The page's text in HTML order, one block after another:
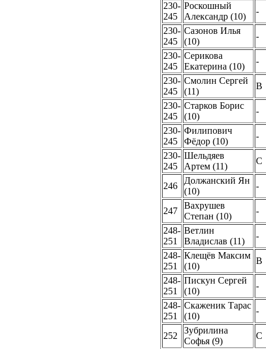
230-
245
Роскошный
Александр (10)
-
230-
245
Сазонов Илья
(10)
-
230-
245
Серикова
Екатерина (10)
-
230-
245
Смолин Сергей
(11)
B
230-
245
Старков Борис
(10)
-
230-
245
Филипович
Фёдор (10)
-
230-
245
Шельдяев
Артем (11)
C
246
Должанский Ян
(10)
-
247
Вахрушев
Степан (10)
-
248-
251
Ветлин
Владислав (11)
-
248-
251
Клещёв Максим
(10)
B
248-
251
Пискун Сергей
(10)
-
248-
251
Скаженик Тарас
(10)
-
252
Зубрилина
Софья (9)
C